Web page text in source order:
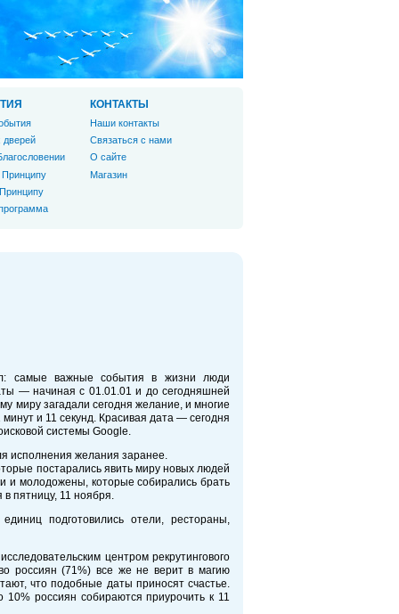
самые важные события в жизни люди
— начиная с 01.01.01 и до сегодняшней
миру загадали сегодня желание, и многие
и 11 секунд. Красивая дата — сегодня
системы Google.
исполнения желания заранее.
постарались явить миру новых людей
и молодожены, которые собирались брать
пятницу, 11 ноября.
подготовились отели, рестораны,
центром рекрутингового
россиян (71%) все же не верит в магию
что подобные даты приносят счастье.
россиян собираются приурочить к 11
дверей
КОНТАКТЫ
Наши контакты
Связаться с нами
О сайте
Магазин